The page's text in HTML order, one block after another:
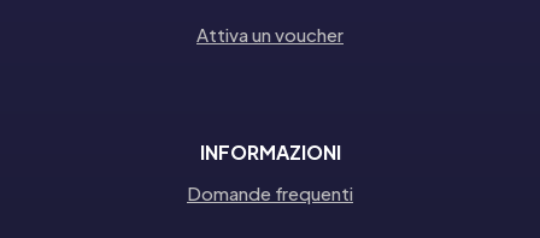
Attiva un voucher
INFORMAZIONI
Domande frequenti